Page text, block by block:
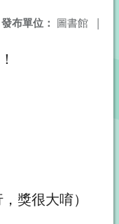
發布單位： 圖書館 |
獎很大唷）